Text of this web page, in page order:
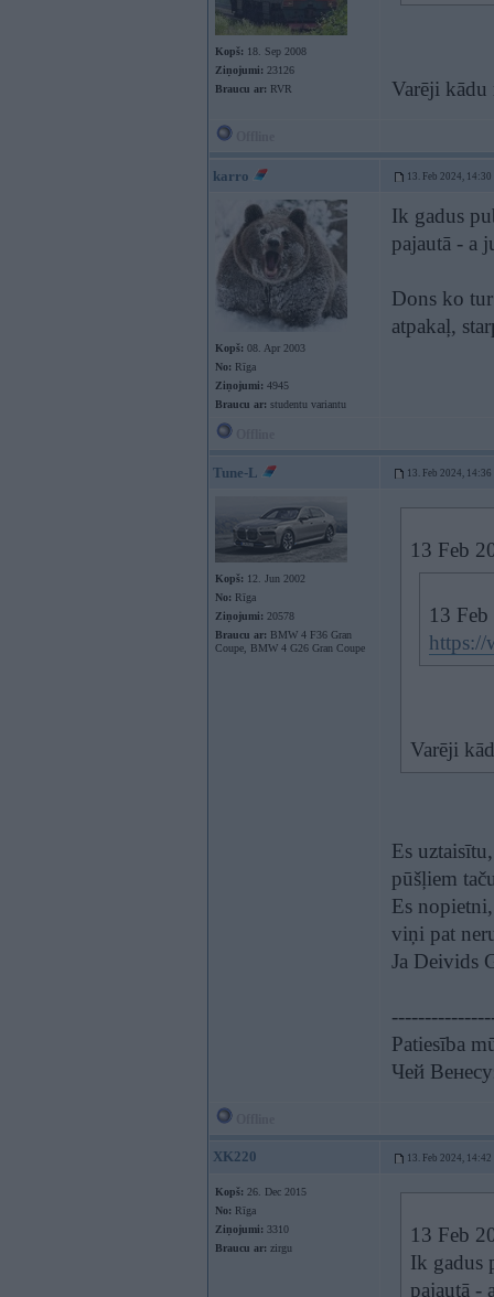
Kopš: 18. Sep 2008
Ziņojumi: 23126
Braucu ar: RVR Varēji kādu
karro 13. Feb 2024, 14:30
Kopš: 08. Apr 2003
No: Rīga
Ziņojumi: 4945
Braucu ar: studentu variantu
Ik gadus
pajautā - a
Dons ko
atpakaļ,
Tune-L 13. Feb 2024, 14:36
Kopš: 12. Jun 2002
No: Rīga
Ziņojumi: 20578
Braucu ar: BMW 4 F36 Gran
Coupe, BMW 4 G26 Gran Coupe
13 Feb
13
https://
Varēji
Es
pūšļiem
Es
viņi pat
Ja Deivids
Patiesība
Чей
XK220 13. Feb 2024, 14:42
Kopš: 26. Dec 2015
No: Rīga
Ziņojumi: 3310
Braucu ar: zirgu
13 Feb
Ik gadus
pajautā -